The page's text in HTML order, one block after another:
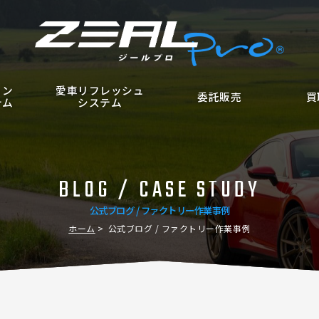
愛車リフレッシュ
システム
委託販売
公式ブログ / ファクトリー作業事例
BLOG / CASE STUDY
ホーム 公式ブログ / ファクトリー作業事例